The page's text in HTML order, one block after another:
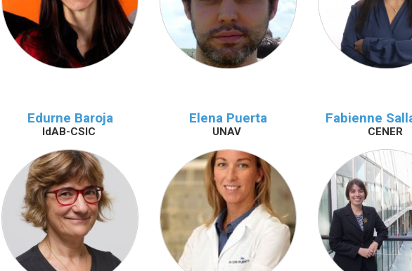
Edurne Baroja
IdAB-CSIC
Elena Puerta
UNAV
Fabienne
CENER